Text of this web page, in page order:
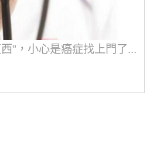
"，小心是癌症找上門了...